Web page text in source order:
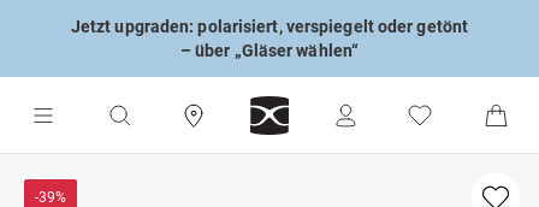
Jetzt upgraden: polarisiert, verspiegelt oder getönt
– über „Gläser wählen“
-39%